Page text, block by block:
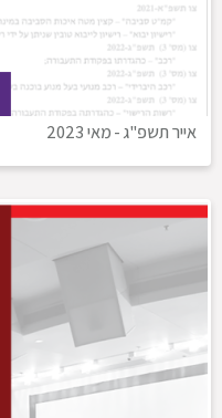
אייר תשפ"ג-מאי 2023